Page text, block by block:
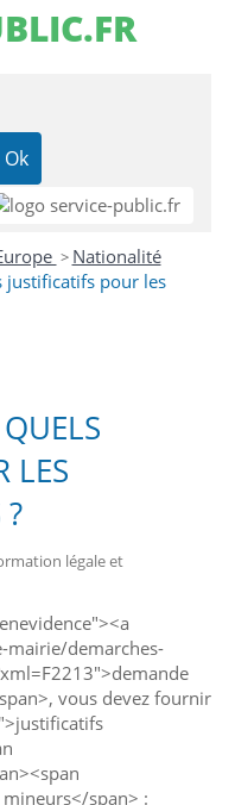
> Nationalité
justificatifs pour les
LES
légale et
demarches-
vous devez fournir
span> :